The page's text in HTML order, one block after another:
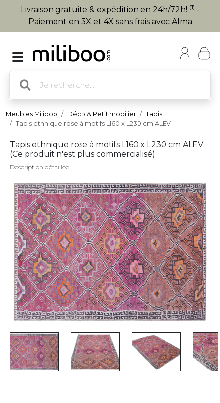
Livraison gratuite & expédition en 24h/72h! (1) -
Paiement en 3X et 4X sans frais avec Alma
Meubles Miliboo Déco & Petit mobilier
Tapis
Tapis ethnique rose à motifs L160 x L230 cm ALEV
Tapis ethnique rose à motifs L160 x L230 cm ALEV
(Ce produit n'est plus commercialisé)
Description détaillée